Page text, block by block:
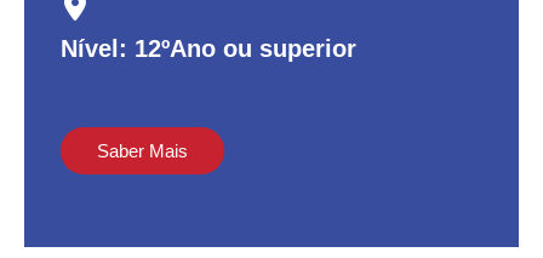
Nível: 12ºAno ou superior
Saber Mais